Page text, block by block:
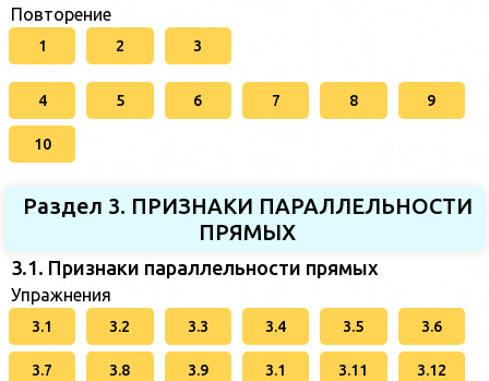
Повторение
1 2 3
4 5 6 7 8 9
10
Раздел 3. ПРИЗНАКИ ПАРАЛЛЕЛЬНОСТИ
ПРЯМЫХ
3.1. Признаки параллельности прямых
Упражнения
3.1 3.2 3.3 3.4 3.5 3.6
3.7 3.8 3.9 3.1 3.11 3.12